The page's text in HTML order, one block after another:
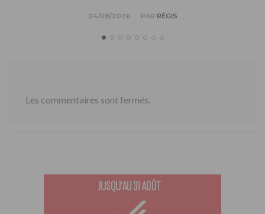
04/08/2026 PAR RÉGIS
Les commentaires sont fermés.